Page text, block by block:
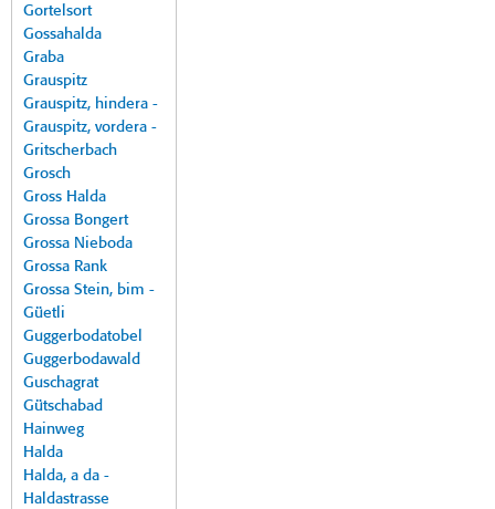
Gortelsort
Gossahalda
Graba
Grauspitz
Grauspitz, hindera -
Grauspitz, vordera -
Gritscherbach
Grosch
Gross Halda
Grossa Bongert
Grossa Nieboda
Grossa Rank
Grossa Stein, bim -
Güetli
Guggerbodatobel
Guggerbodawald
Guschagrat
Gütschabad
Hainweg
Halda
Halda, a da -
Haldastrasse